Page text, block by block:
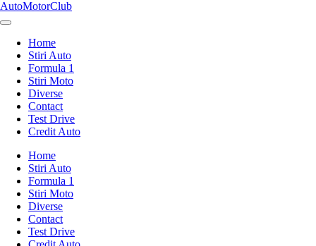
Skip
to
AutoMotorClub
Totul
masini
pasionatii
masini
Home
Stiri Auto
Formula 1
Stiri Moto
Diverse
Contact
Test Drive
Credit Auto
Home
Stiri Auto
Formula 1
Stiri Moto
Diverse
Contact
Test Drive